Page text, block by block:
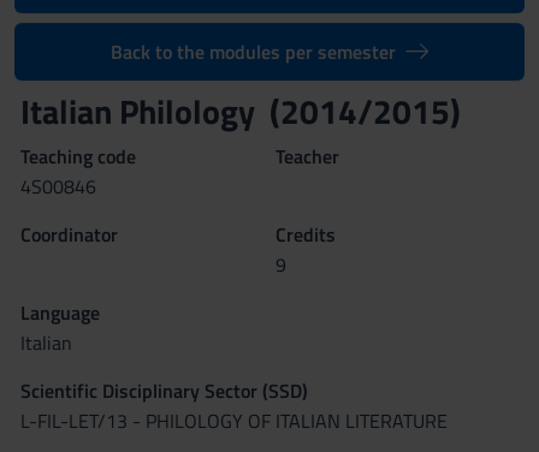
Back to the modules per semester
Italian Philology (2014/2015)
Teaching code
4S00846
Teacher
Coordinator
Credits
9
Language
Italian
Scientific Disciplinary Sector (SSD)
L-FIL-LET/13 - PHILOLOGY OF ITALIAN LITERATURE